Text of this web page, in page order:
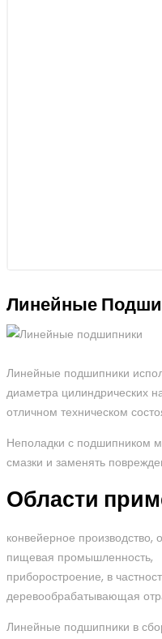
Линейные
Линейные подшипники
диаметра цилиндрических
отличном техническом
Неполадки с подшипником
смазки и заменять
Области
конвейерное производство,
пищевая промышленность,
приборостроение, в
деревообрабатывающая
Линейные подшипники в